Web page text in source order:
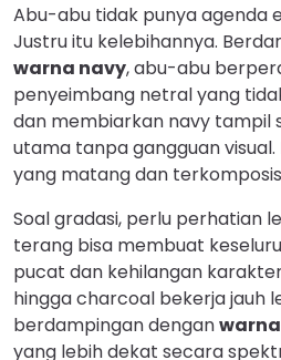
Abu-abu tidak punya agenda
Justru itu kelebihannya.
warna navy, abu-abu
penyeimbang netral yang
dan membiarkan navy tampil
utama tanpa gangguan
yang matang dan
Soal gradasi, perlu perhatian
terang bisa membuat
pucat dan kehilangan
hingga charcoal bekerja jauh
berdampingan dengan
yang lebih dekat secara